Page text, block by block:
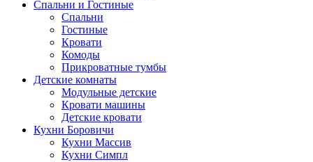
Спальни и Гостиные
Спальни
Гостиные
Кровати
Комоды
Прикроватные тумбы
Детские комнаты
Модульные детские
Кровати машины
Детские кровати
Кухни Боровичи
Кухни Массив
Кухни Симпл